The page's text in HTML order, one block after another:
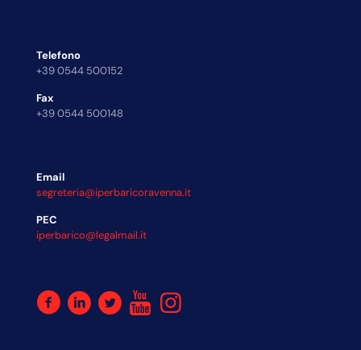
Telefono
+39 0544 500152
Fax
+39 0544 500148
Email
segreteria@iperbaricoravenna.it
PEC
iperbarico@legalmail.it